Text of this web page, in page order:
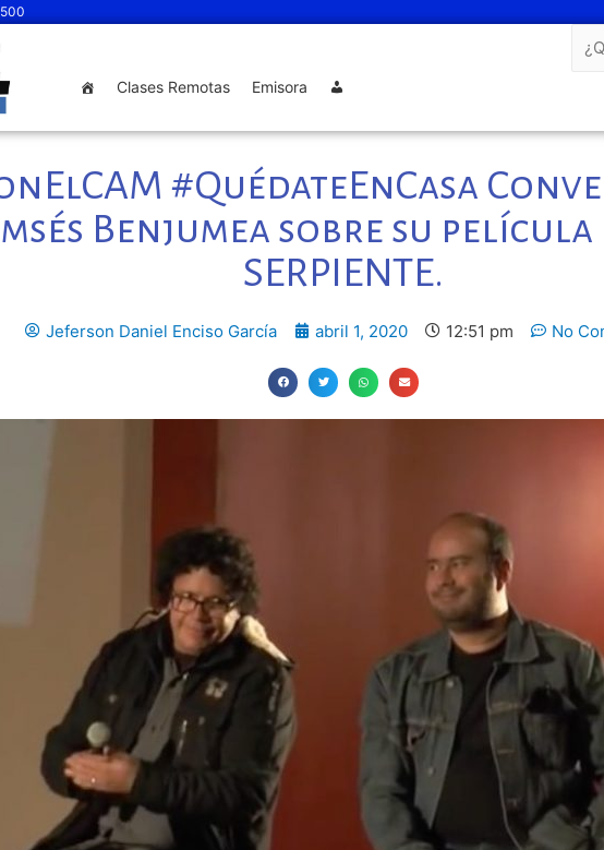
Clases Remotas Emisora
#QuédateEnCasa
Benjumea sobre su película
SERPIENTE.
Jeferson Daniel Enciso García abril 1, 2020 12:51 pm No